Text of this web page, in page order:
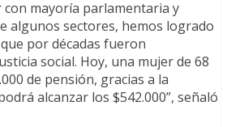
con mayoría parlamentaria y
algunos sectores, hemos logrado
por décadas fueron
social. Hoy, una mujer de 68
de pensión, gracias a la
alcanzar los $542.000”, señaló